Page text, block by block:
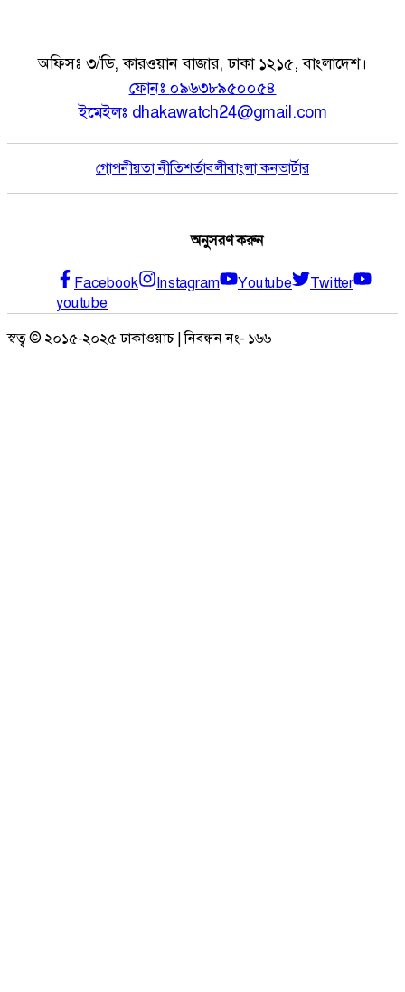
অফিসঃ ৩/ডি, কারওয়ান বাজার, ঢাকা ১২১৫, বাংলাদেশ।
ফোনঃ ০৯৬৩৮৯৫০০৫৪
ইমেইলঃ dhakawatch24@gmail.com
গোপনীয়তা নীতিশর্তাবলীবাংলা কনভার্টার
অনুসরণ করুন
Facebook Instagram Youtube
Twitter
youtube
স্বত্ব © ২০১৫-২০২৫ ঢাকাওয়াচ | নিবন্ধন নং- ১৬৬